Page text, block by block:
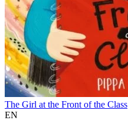
The Girl at the Front of the Class
EN